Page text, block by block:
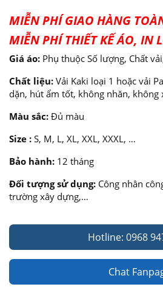
MIỄN PHÍ GIAO HÀNG
MIỄN PHÍ THIẾT KẾ ÁO, IN
Giá áo: Phụ thuộc Số lượng, Chất
Chất liệu: Vải Kaki loại 1 hoặc vải
dặn, hút ẩm tốt, không nhăn, không
Màu sắc: Đủ màu
Size : S, M, L, XL, XXL, XXXL, …
Bảo hành: 12 tháng
Đối tượng sử dụng: Công nhân
trường xây dựng,…
Hotline: 0968
Chat